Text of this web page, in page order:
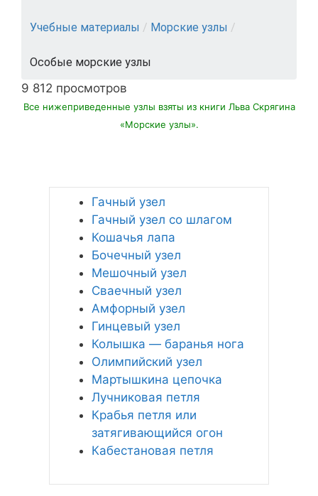
Учебные материалы / Морские узлы /
Особые морские узлы
9 812 просмотров
Все нижеприведенные узлы взяты из книги Льва Скрягина
«Морские узлы».
Гачный узел
Гачный узел со шлагом
Кошачья лапа
Бочечный узел
Мешочный узел
Сваечный узел
Амфорный узел
Гинцевый узел
Колышка — баранья нога
Олимпийский узел
Мартышкина цепочка
Лучниковая петля
Крабья петля или
затягивающийся огон
Кабестановая петля